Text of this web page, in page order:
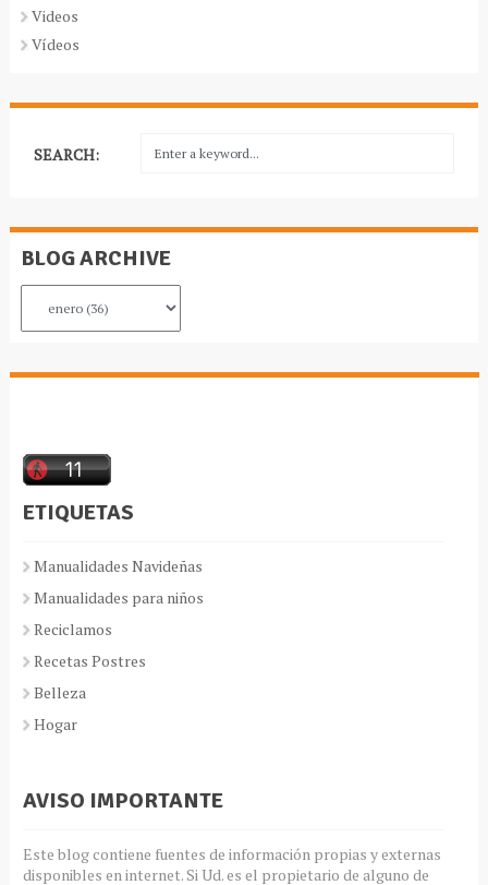
Videos
Vídeos
SEARCH:
BLOG ARCHIVE
ETIQUETAS
Manualidades Navideñas
Manualidades para niños
Reciclamos
Recetas Postres
Belleza
Hogar
AVISO IMPORTANTE
Este blog contiene fuentes de información propias y externas
disponibles en internet. Si Ud. es el propietario de alguno de